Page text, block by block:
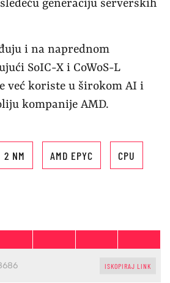
generaciju serverskih
i na naprednom
SoIC-X i CoWoS-L
već koriste u širokom AI i
kompanije AMD.
2 NM AMD EPYC CPU
ISKOPIRAJ LINK